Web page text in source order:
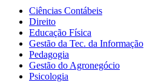
Ciências Contábeis
Direito
Educação Física
Gestão da Tec. da Informação
Pedagogia
Gestão do Agronegócio
Psicologia